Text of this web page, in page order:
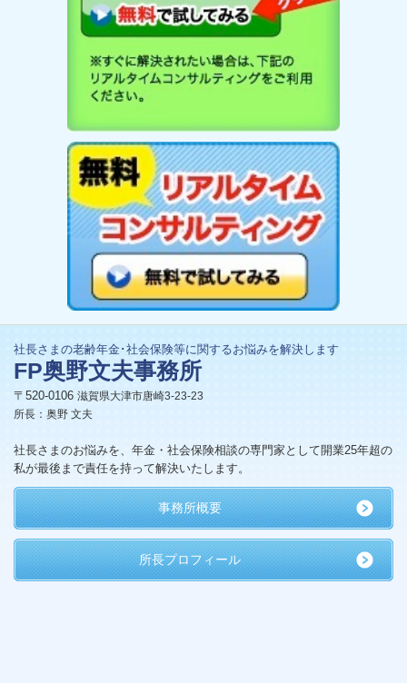
社長さまの老齢年金･社会保険等に関するお悩みを解決します
FP奥野文夫事務所
〒520-0106 滋賀県大津市唐崎3-23-23
所長：奥野 文夫
社長さまのお悩みを、年金・社会保険相談の専門家として開業25年超の
私が最後まで責任を持って解決いたします。
事務所概要
所長プロフィール